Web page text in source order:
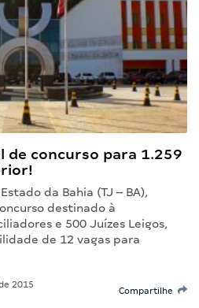
de concurso para 1.259
da Bahia (TJ – BA),
destinado à
e 500 Juízes Leigos,
de 12 vagas para
2015
Compartilhe